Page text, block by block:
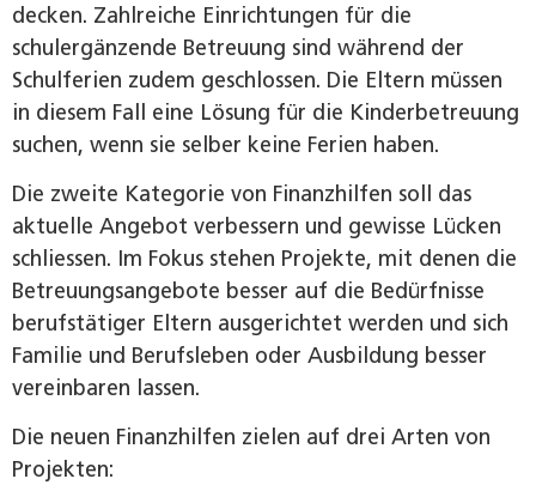
decken. Zahlreiche Einrichtungen für die
schulergänzende Betreuung sind während der
Schulferien zudem geschlossen. Die Eltern müssen
in diesem Fall eine Lösung für die Kinderbetreuung
suchen, wenn sie selber keine Ferien haben.
Die zweite Kategorie von Finanzhilfen soll das
aktuelle Angebot verbessern und gewisse Lücken
schliessen. Im Fokus stehen Projekte, mit denen die
Betreuungsangebote besser auf die Bedürfnisse
berufstätiger Eltern ausgerichtet werden und sich
Familie und Berufsleben oder Ausbildung besser
vereinbaren lassen.
Die neuen Finanzhilfen zielen auf drei Arten von
Projekten: